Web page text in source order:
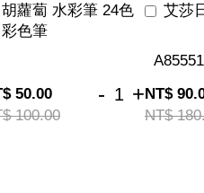
胡蘿蔔 水彩筆 24色
彩色筆
50.00
100.00
- +
艾莎
NT$
NT$